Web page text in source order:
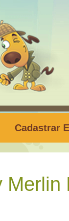
Cadastrar
Merlin